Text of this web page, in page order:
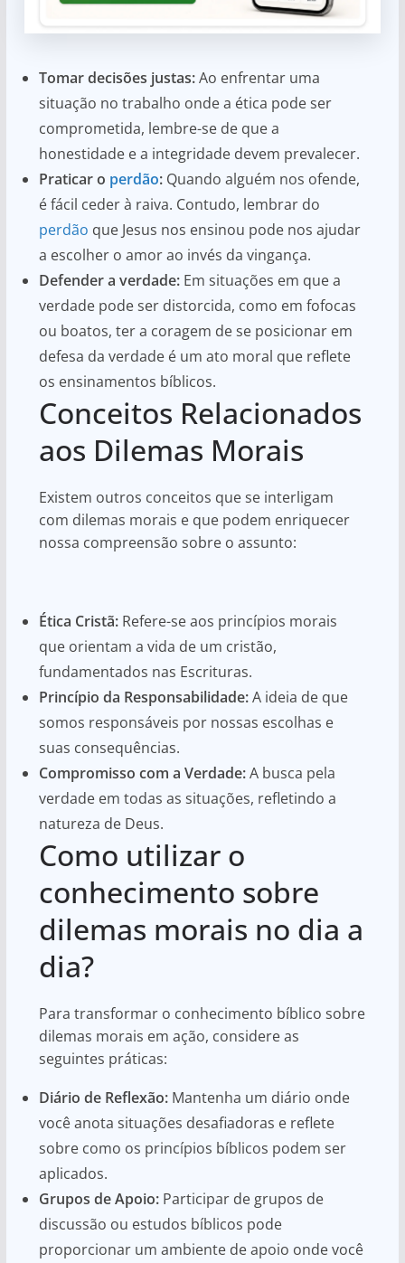
Tomar decisões justas:Ao enfrentar uma
situação no trabalho onde a ética pode ser
comprometida, lembre-se de que a
honestidade e a integridade devem prevalecer.
Praticar o perdão:Quando alguém nos ofende,
é fácil ceder à raiva. Contudo, lembrar do
perdão que Jesus nos ensinou pode nos ajudar
a escolher o amor ao invés da vingança.
Defender a verdade:Em situações em que a
verdade pode ser distorcida, como em fofocas
ou boatos, ter a coragem de se posicionar em
defesa da verdade é um ato moral que reflete
os ensinamentos bíblicos.
Conceitos Relacionados
aos Dilemas Morais
Existem outros conceitos que se interligam
com dilemas morais e que podem enriquecer
nossa compreensão sobre o assunto:
Ética Cristã:Refere-se aos princípios morais
que orientam a vida de um cristão,
fundamentados nas Escrituras.
Princípio da Responsabilidade:A ideia de que
somos responsáveis por nossas escolhas e
suas consequências.
Compromisso com a Verdade:A busca pela
verdade em todas as situações, refletindo a
natureza de Deus.
Como utilizar o
conhecimento sobre
dilemas morais no dia a
dia?
Para transformar o conhecimento bíblico sobre
dilemas morais em ação, considere as
seguintes práticas:
Diário de Reflexão:Mantenha um diário onde
você anota situações desafiadoras e reflete
sobre como os princípios bíblicos podem ser
aplicados.
Grupos de Apoio:Participar de grupos de
discussão ou estudos bíblicos pode
proporcionar um ambiente de apoio onde você